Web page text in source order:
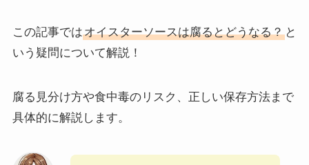
この記事ではオイスターソースは腐るとどうなる？と
いう疑問について解説！
腐る見分け方や食中毒のリスク、正しい保存方法まで
具体的に解説します。